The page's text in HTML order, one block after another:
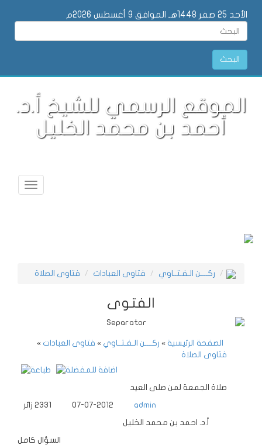
الأحد 25 صفر 1448هـ الموافق 9 أغسطس 2026م
البحث
الموقع الرسمي للشيخ أ.د.
أحمد بن محمد الخليل
Toggle
ركــــن الـفـتــاوي فتاوى العبادات فتاوى الصلاة
الفتوى
الصفحة الرئيسية » ركــــن الـفـتــاوي » فتاوى العبادات »
فتاوى الصلاة
صلاة الجمعة لمن صلى العيد
2331 زائر 07-07-2012
admin
أ.د. احمد بن محمد الخليل
السؤال كامل